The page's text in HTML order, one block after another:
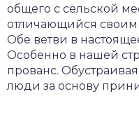
общего с сельской
отличающийся
Обе ветви в
Особенно в нашей
прованс.
люди за основу